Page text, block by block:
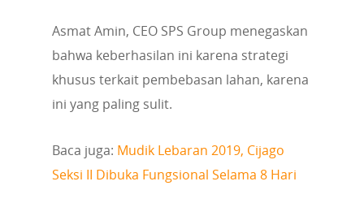
Asmat Amin, CEO SPS Group menegaskan
bahwa keberhasilan ini karena strategi
khusus terkait pembebasan lahan, karena
ini yang paling sulit.
Baca juga: Mudik Lebaran 2019, Cijago
Seksi II Dibuka Fungsional Selama 8 Hari